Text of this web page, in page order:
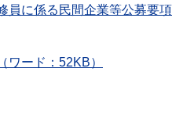
員に係る民間企業等公募要項
ワード：52KB）